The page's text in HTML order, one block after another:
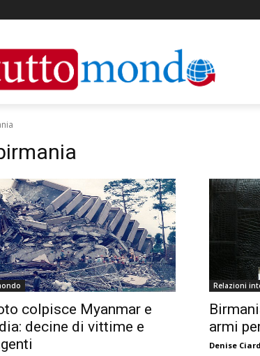
colpisce Myanmar e
decine di vittime e
Relazioni
armi
Denise